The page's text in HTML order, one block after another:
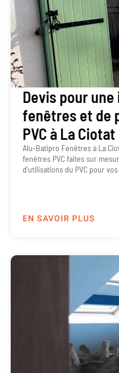
Devis pour
fenêtres et de
PVC à La Ciotat
Alu-Batipro Fenêtres à La
fenêtres PVC faites sur
d’utilisations du PVC pour
EN SAVOIR PLUS